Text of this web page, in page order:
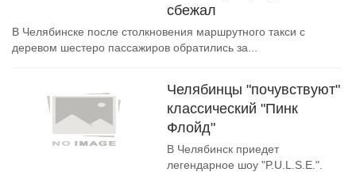
сбежал
В Челябинске после столкновения маршрутного такси с
деревом шестеро пассажиров обратились за...
Челябинцы "почувствуют"
классический "Пинк
Флойд"
В Челябинск приедет
легендарное шоу "P.U.L.S.E.".